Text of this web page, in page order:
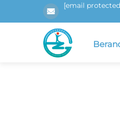
[email